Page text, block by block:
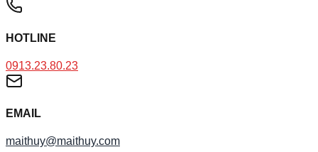
HOTLINE
0913.23.80.23
EMAIL
maithuy@maithuy.com